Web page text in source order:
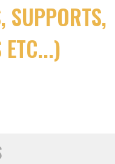
SUPPORTS,
ETC...)